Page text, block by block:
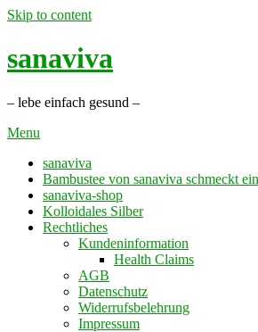
Skip to content
sanaviva
– lebe einfach gesund –
Menu
sanaviva
Bambustee von sanaviva schmeckt
sanaviva-shop
Kolloidales Silber
Rechtliches
Kundeninformation
Health Claims
AGB
Datenschutz
Widerrufsbelehrung
Impressum